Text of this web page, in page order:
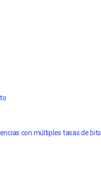
con múltiples tasas de bits